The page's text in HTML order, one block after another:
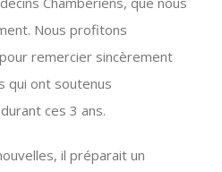
Nous profitons
remercier sincèrement
qui ont soutenus
ces 3 ans.
il préparait un